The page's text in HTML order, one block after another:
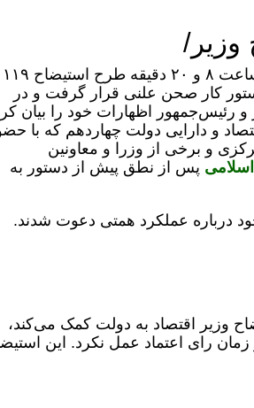
وزیر/
دستور کار صحن علنی قرار گرفت و در
رئیس‌جمهور اظهارات خود را بیان
و دارایی دولت چهاردهم که با
و برخی از وزرا و معاونین
پس از نطق پیش از دستور به
درباره عملکرد همتی دعوت شدند.
وزیر اقتصاد به دولت کمک می‌کند،
رای اعتماد عمل نکرد. این